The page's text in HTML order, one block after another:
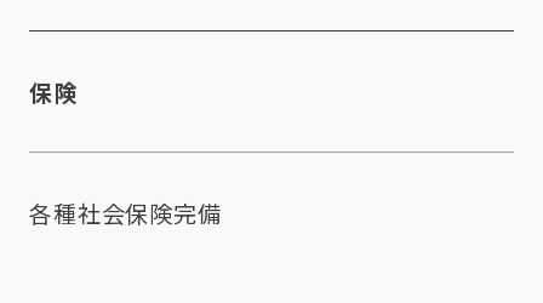
保険
各種社会保険完備